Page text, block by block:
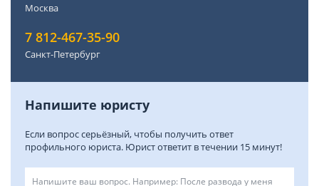
Москва
7 812-467-35-90
Санкт-Петербург
Напишите юристу
Если вопрос серьёзный, чтобы получить ответ
профильного юриста. Юрист ответит в течении 15 минут!